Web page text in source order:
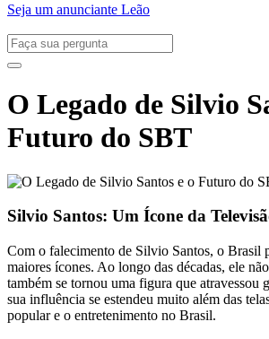
Seja um anunciante Leão
O Legado de Silvio
Futuro do SBT
Silvio Santos: Um Ícone da
Com o falecimento de Silvio Santos, o Brasil
maiores ícones. Ao longo das décadas, ele
também se tornou uma figura que atravessou
sua influência se estendeu muito além das
popular e o entretenimento no Brasil.